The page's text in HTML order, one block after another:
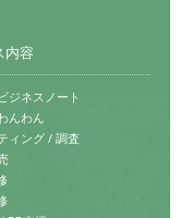
内容
ジネスノート
んわん
ィング / 調査